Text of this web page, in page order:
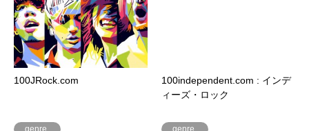
100JRock.com
genre
100independent.com : インデ
ィーズ・ロック
genre